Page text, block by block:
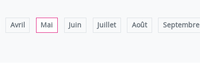
Avril Mai Juin Juillet Août Septembre